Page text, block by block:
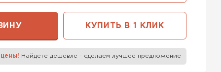
КУПИТЬ В 1 КЛИК
Найдете дешевле - сделаем лучшее предложение